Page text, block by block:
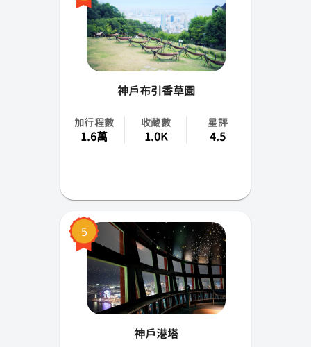
佐賀
神戶布引香草園
加行程數
1.6萬
收藏數
1.0K
星評
4.5
5
神戶港塔